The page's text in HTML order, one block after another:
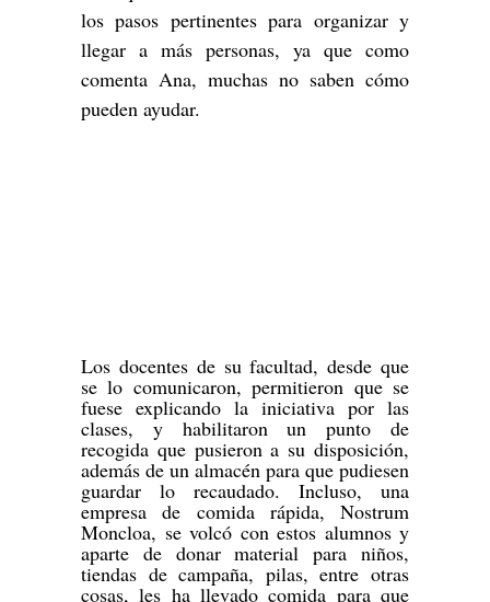
los pasos pertinentes para organizar y
llegar a más personas, ya que como
comenta Ana, muchas no saben cómo
pueden ayudar.
Los docentes de su facultad, desde que
se lo comunicaron, permitieron que se
fuese explicando la iniciativa por las
clases, y habilitaron un punto de
recogida que pusieron a su disposición,
además de un almacén para que pudiesen
guardar lo recaudado. Incluso, una
empresa de comida rápida, Nostrum
Moncloa, se volcó con estos alumnos y
aparte de donar material para niños,
tiendas de campaña, pilas, entre otras
cosas, les ha llevado comida para que